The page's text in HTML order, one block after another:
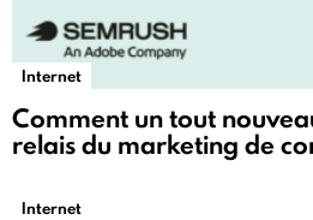
Internet
Comment un tout
relais du marketing de
Internet